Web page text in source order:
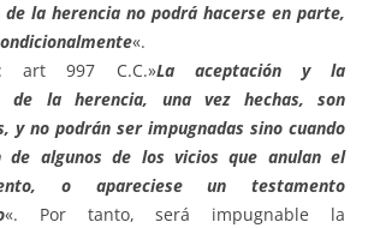
de la herencia no podrá hacerse en parte,
«.
art 997 C.C.»La aceptación y la
de la herencia, una vez hechas, son
y no podrán ser impugnadas sino cuando
de algunos de los vicios que anulan el
o apareciese un testamento
«. Por tanto, será impugnable la